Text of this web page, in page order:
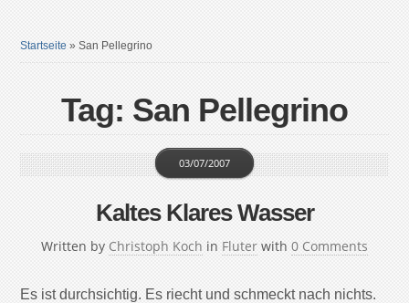
Startseite »San Pellegrino
Tag: San Pellegrino
Kaltes Klares Wasser
Written by Christoph Koch
03/07/2007
in Fluter with 0 Comments
Es ist durchsichtig. Es riecht und schmeckt nach nichts.